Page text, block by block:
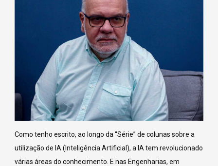
Como tenho escrito, ao longo da “Série” de colunas sobre a
utilização de IA (Inteligência Artificial), a IA tem revolucionado
várias áreas do conhecimento. E nas Engenharias, em